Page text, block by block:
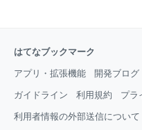
はてなブックマーク
アプリ・拡張機能 開発ブログ
ガイドライン 利用規約 プラ
利用者情報の外部送信について